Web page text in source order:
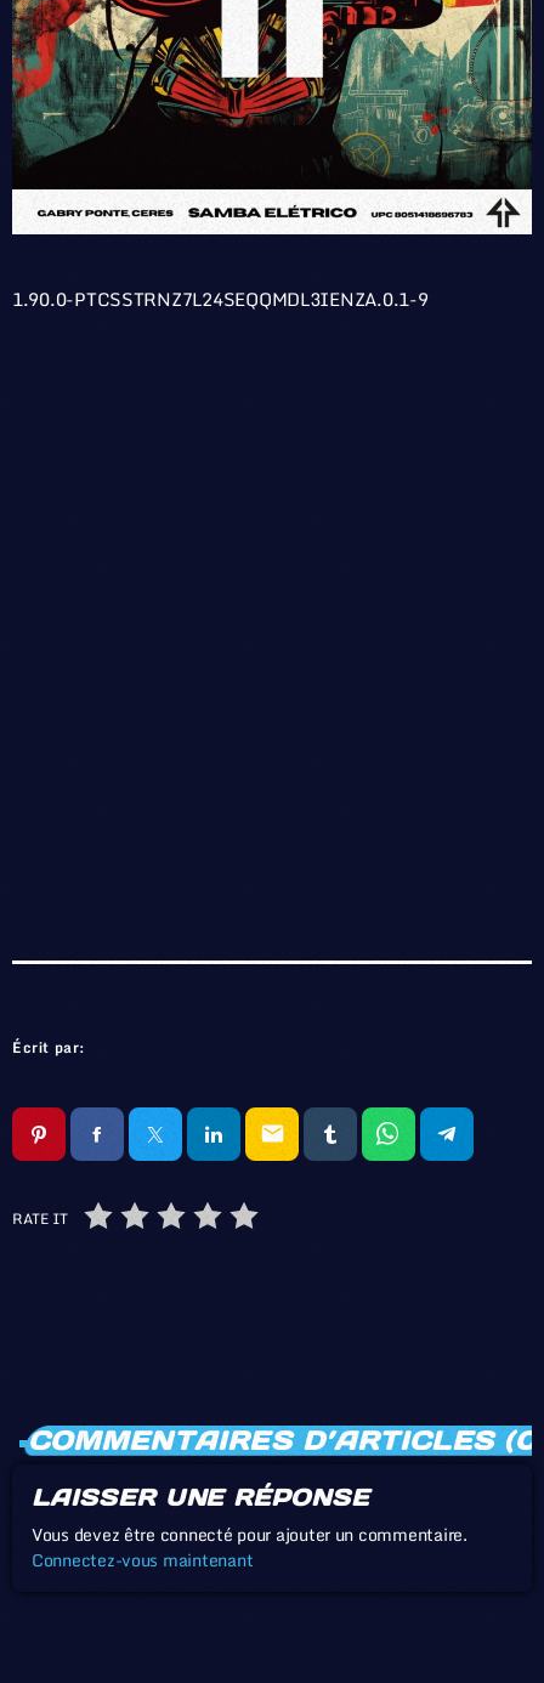
1.90.0-PTCSSTRNZ7L24SEQQMDL3IENZA.0.1-9
Écrit par:
email
RATE IT
COMMENTAIRES D’ARTICLES
LAISSER UNE RÉPONSE
Vous devez être connecté pour ajouter un commentaire.
Connectez-vous maintenant